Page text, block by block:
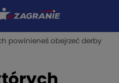
powinieneś obejrzeć derby